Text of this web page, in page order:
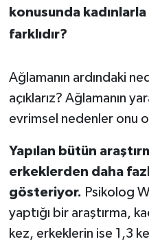
konusunda
farklıdır?
Ağlamanın ardındaki
açıklarız? Ağlamanın
evrimsel nedenler onu
Yapılan bütün
erkeklerden daha
gösteriyor. Psikolog
yaptığı bir araştırma,
kez, erkeklerin ise 1,3